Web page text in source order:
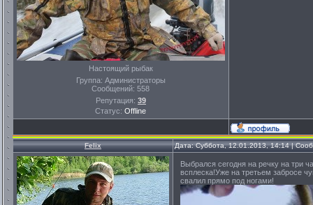
Настоящий рыбак
Группа: Администраторы
Сообщений:558
Репутация: 39
Статус:Offline
Felix Дата: Суббота, 12.01.2013, 14:14 |
Выбрался сегодня на речку на три
всплеска!Уже на третьем забросе
свалил прямо под ногами!